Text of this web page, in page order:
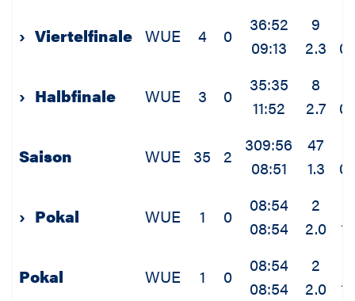
› Viertelfinale WUE 4 0
36:52
09:13
9
2.3
› Halbfinale WUE 3 0
35:35
11:52
8
2.7
Saison WUE 35 2
309:56
08:51
47
1.3
› Pokal WUE 1 0
08:54
08:54
2
2.0
Pokal WUE 1 0
08:54
08:54
2
2.0